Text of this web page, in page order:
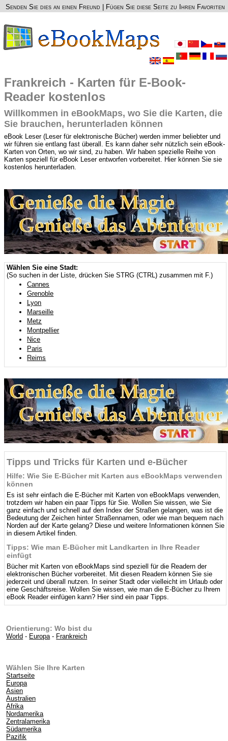
Senden Sie dies an einen Freund Fügen Sie diese Seite zu Ihren Favoriten
Frankreich - Karten für E-Book-
Reader kostenlos
Willkommen in eBookMaps, wo Sie die Karten, die
Sie brauchen, herunterladen können
eBook Leser (Leser für elektronische Bücher) werden immer beliebter und
wir führen sie entlang fast überall. Es kann daher sehr nützlich sein eBook-
Karten von Orten, wo wir sind, zu haben. Wir haben spezielle Reihe von
Karten speziell für eBook Leser entworfen vorbereitet. Hier können Sie sie
kostenlos herunterladen.
Wählen Sie eine Stadt:
(So suchen in der Liste, drücken Sie STRG (CTRL) zusammen mit F.)
Cannes
Grenoble
Lyon
Marseille
Metz
Montpellier
Nice
Paris
Reims
Tipps und Tricks für Karten und e-Bücher
Hilfe: Wie Sie E-Bücher mit Karten aus eBookMaps verwenden
können
Es ist sehr einfach die E-Bücher mit Karten von eBookMaps verwenden,
trotzdem wir haben ein paar Tipps für Sie. Wollen Sie wissen, wie Sie
ganz einfach und schnell auf den Index der Straßen gelangen, was ist die
Bedeutung der Zeichen hinter Straßennamen, oder wie man bequem nach
Norden auf der Karte gelang? Diese und weitere Informationen können Sie
in diesem Artikel finden.
Tipps: Wie man E-Bücher mit Landkarten in Ihre Reader
einfügt
Bücher mit Karten von eBookMaps sind speziell für die Readern der
elektronischen Bücher vorbereitet. Mit diesen Readern können Sie sie
jederzeit und überall nutzen. In seiner Stadt oder vielleicht im Urlaub oder
eine Geschäftsreise. Wollen Sie wissen, wie man die E-Bücher zu Ihrem
eBook Reader einfügen kann? Hier sind ein paar Tipps.
Orientierung: Wo bist du
World - Europa- Frankreich
Wählen Sie Ihre Karten
Startseite
Europa
Asien
Australien
Afrika
Nordamerika
Zentralamerika
Südamerika
Pazifik